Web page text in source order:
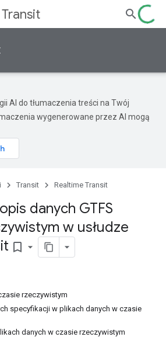
Transit
AI do tłumaczenia treści na Twój
wygenerowane przez AI mogą
Transit Realtime Transit
danych GTFS
w usłudze
bookmark_border
rzeczywistym
specyfikacji w plikach danych w czasie
danych w czasie rzeczywistym